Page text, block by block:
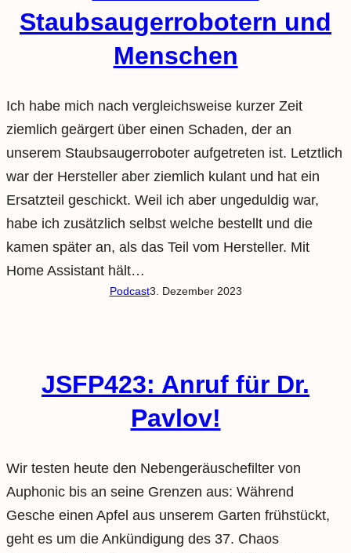
Staubsaugerrobotern und
Menschen
Ich habe mich nach vergleichsweise kurzer Zeit
ziemlich geärgert über einen Schaden, der an
unserem Staubsaugerroboter aufgetreten ist. Letztlich
war der Hersteller aber ziemlich kulant und hat ein
Ersatzteil geschickt. Weil ich aber ungeduldig war,
habe ich zusätzlich selbst welche bestellt und die
kamen später an, als das Teil vom Hersteller. Mit
Home Assistant hält…
Podcast3. Dezember 2023
JSFP423: Anruf für Dr.
Pavlov!
Wir testen heute den Nebengeräuschefilter von
Auphonic bis an seine Grenzen aus: Während
Gesche einen Apfel aus unserem Garten frühstückt,
geht es um die Ankündigung des 37. Chaos